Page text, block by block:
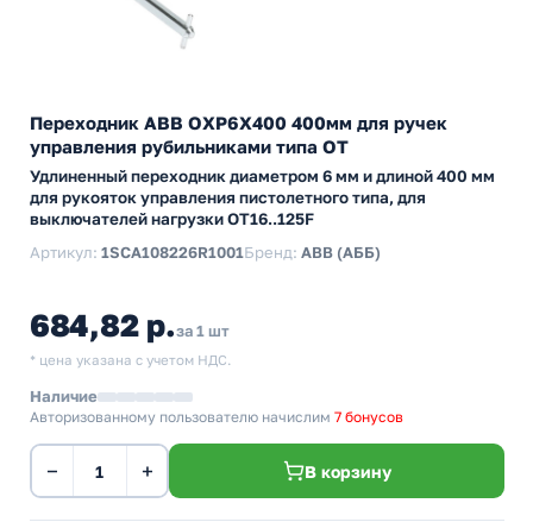
Переходник ABB OXP6X400 400мм для ручек
управления рубильниками типа ОТ
Удлиненный переходник диаметром 6 мм и длиной 400 мм
для рукояток управления пистолетного типа, для
выключателей нагрузки ОТ16..125F
Артикул: 1SCA108226R1001Бренд: ABB (АББ)
684,82 р.за 1 шт
* цена указана с учетом НДС.
Наличие
Авторизованному пользователю начислим 7 бонусов
− + В корзину